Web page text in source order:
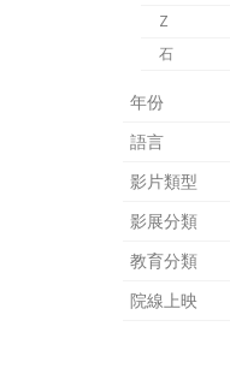
Z
石
年份
語言
影片類型
影展分類
教育分類
院線上映